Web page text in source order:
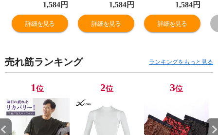
レングス インナ
丈 ボトムス メン
ズ
1,584円
詳細を見る
レングス インナ
丈 ボトムス メン
ズ
1,584円
詳細を見る
レングス インナ
丈 ボトムス メン
ズ
1,584円
詳細を見る
ズ
売れ筋ランキング ランキングをもっと見る
1位 2位 3位